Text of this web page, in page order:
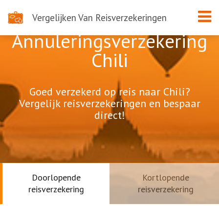
Vergelijken Van Reisverzekeringen
Annuleringsverzekering
Chili
Goed verzekerd op reis naar Chili?
Vergelijk reisverzekeringen en bespaar
direct!
Doorlopende
reisverzekering
Kortlopende
reisverzekering